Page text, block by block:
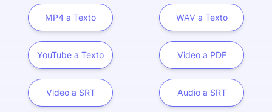
MP4 a Texto WAV a Texto
YouTube a Texto Video a PDF
Video a SRT Audio a SRT